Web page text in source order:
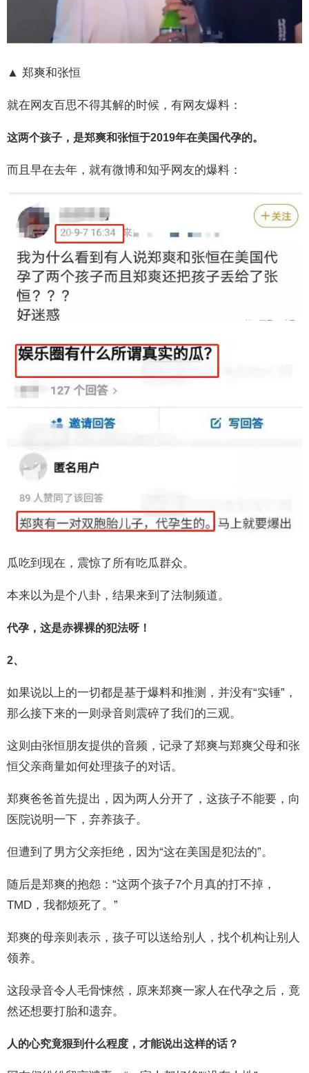
▲ 郑爽和张恒
就在网友百思不得其解的时候，有网友爆料：
这两个孩子，是郑爽和张恒于2019年在美国代孕的。
而且早在去年，就有微博和知乎网友的爆料：
瓜吃到现在，震惊了所有吃瓜群众。
本来以为是个八卦，结果来到了法制频道。
代孕，这是赤裸裸的犯法呀！
2、
如果说以上的一切都是基于爆料和推测，并没有“实锤”，
那么接下来的一则录音则震碎了我们的三观。
这则由张恒朋友提供的音频，记录了郑爽与郑爽父母和张
恒父亲商量如何处理孩子的对话。
郑爽爸爸首先提出，因为两人分开了，这孩子不能要，向
医院说明一下，弃养孩子。
但遭到了男方父亲拒绝，因为“这在美国是犯法的”。
随后是郑爽的抱怨：“这两个孩子7个月真的打不掉，
TMD，我都烦死了。”
郑爽的母亲则表示，孩子可以送给别人，找个机构让别人
领养。
这段录音令人毛骨悚然，原来郑爽一家人在代孕之后，竟
然还想要打胎和遗弃。
人的心究竟狠到什么程度，才能说出这样的话？